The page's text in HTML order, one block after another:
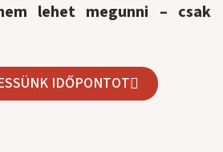
lehet megunni – csak
IDŐPONTOT